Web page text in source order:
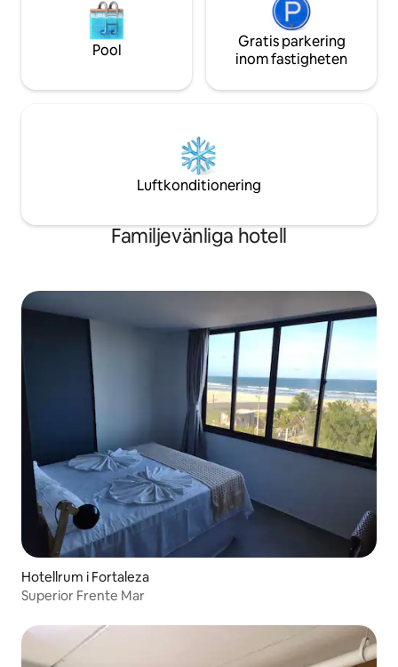
Pool
Gratis parkering
inom fastigheten
Luftkonditionering
Familjevänliga hotell
Hotellrum i Fortaleza
Superior Frente Mar